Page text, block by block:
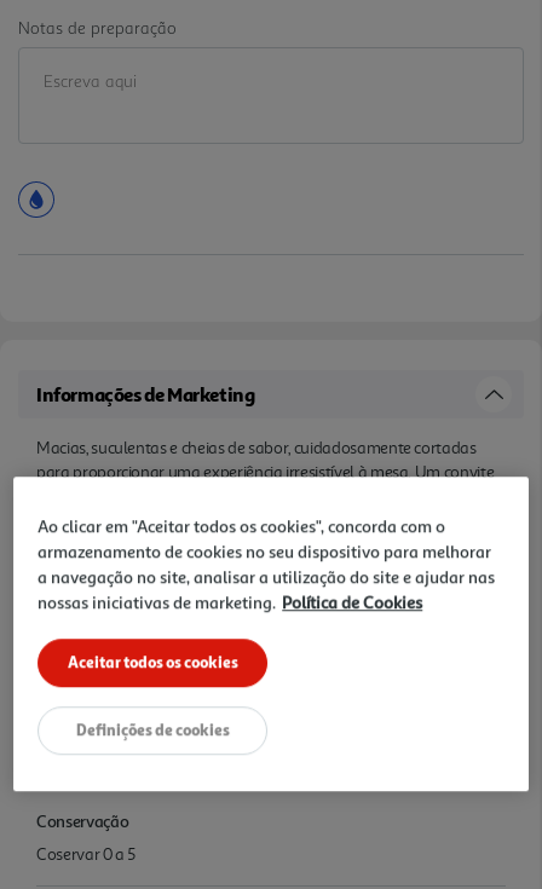
Notas de preparação
Informações de Marketing
Macias, suculentas e cheias de sabor, cuidadosamente cortadas
para proporcionar uma experiência irresistível à mesa. Um convite
mar.
Características
0.14 KG
Ingredientes/Composição
SALMÃO
Conservação
Coservar 0 a 5
Ao clicar em "Aceitar todos os cookies", concorda com o
armazenamento de cookies no seu dispositivo para melhorar
a navegação no site, analisar a utilização do site e ajudar nas
nossas iniciativas de marketing. Política de Cookies
Aceitar todos os cookies
Definições de cookies